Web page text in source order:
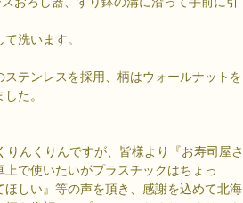
洗います。
テンレスを採用、柄はウォールナットを
た。
んくりんですが、皆様より『お寿司屋さ
で使いたいがプラスチックはちょっ
しい』等の声を頂き、感謝を込めて北海